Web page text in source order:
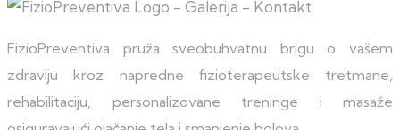
FizioPreventiva pruža sveobuhvatnu brigu o vašem
zdravlju kroz napredne fizioterapeutske tretmane,
rehabilitaciju, personalizovane treninge i masaže